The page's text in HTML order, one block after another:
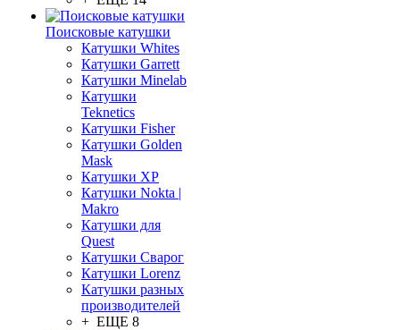
Поисковые катушки
Катушки Whites
Катушки Garrett
Катушки Minelab
Катушки
Teknetics
Катушки Fisher
Катушки Golden
Mask
Катушки XP
Катушки Nokta |
Makro
Катушки для
Quest
Катушки Сварог
Катушки Lorenz
Катушки разных
производителей
+ ЕЩЕ 8